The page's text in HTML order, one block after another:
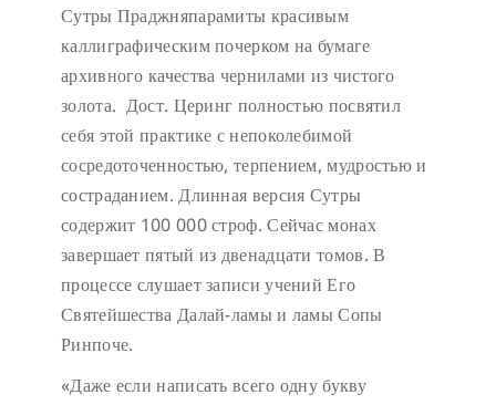
Сутры Праджняпарамиты красивым
каллиграфическим почерком на бумаге
архивного качества чернилами из чистого
золота. Дост. Церинг полностью посвятил
себя этой практике с непоколебимой
сосредоточенностью, терпением, мудростью и
состраданием. Длинная версия Сутры
содержит 100 000 строф. Сейчас монах
завершает пятый из двенадцати томов. В
процессе слушает записи учений Его
Святейшества Далай-ламы и ламы Сопы
Ринпоче.
«Даже если написать всего одну букву